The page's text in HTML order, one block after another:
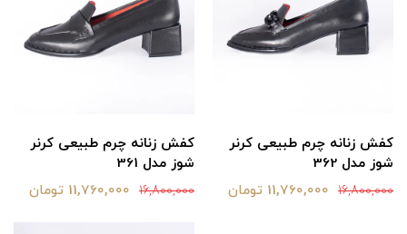
کفش زنانه چرم طبیعی کرنر
شوز مدل 362
16,800,000 11,760,000 تومان
کفش زنانه چرم طبیعی کرنر
شوز مدل 361
16,800,000 11,760,000 تومان